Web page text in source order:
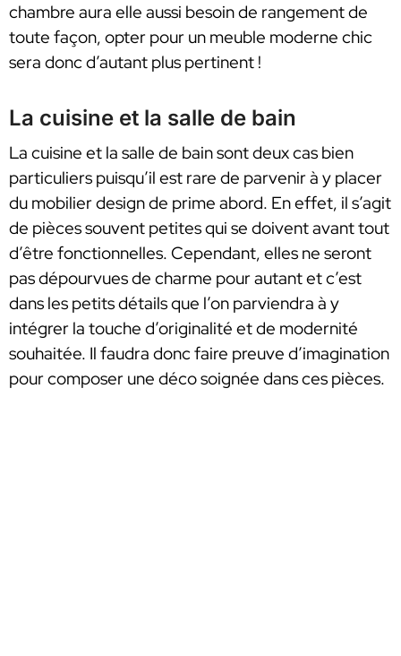
chambre aura elle aussi besoin de rangement de
toute façon, opter pour un meuble moderne chic
sera donc d’autant plus pertinent !
La cuisine et la salle de bain
La cuisine et la salle de bain sont deux cas bien
particuliers puisqu’il est rare de parvenir à y placer
du mobilier design de prime abord. En effet, il s’agit
de pièces souvent petites qui se doivent avant tout
d’être fonctionnelles. Cependant, elles ne seront
pas dépourvues de charme pour autant et c’est
dans les petits détails que l’on parviendra à y
intégrer la touche d’originalité et de modernité
souhaitée. Il faudra donc faire preuve d’imagination
pour composer une déco soignée dans ces pièces.